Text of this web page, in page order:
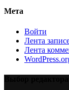
Мета
Войти
Лента
Лента